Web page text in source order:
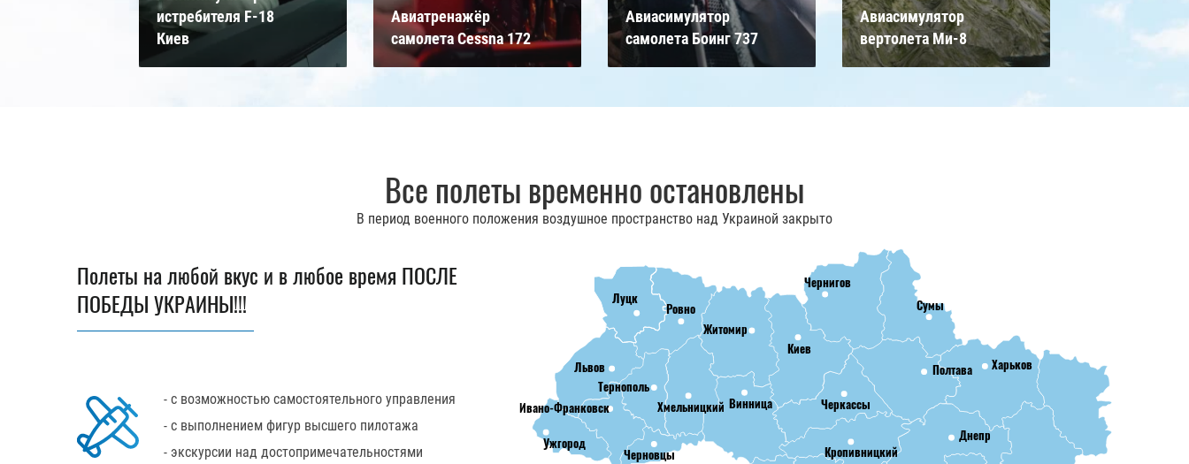
истребителя F-18
Киев
Авиатренажёр
самолета Cessna 172
Авиасимулятор
самолета Боинг 737
Авиасимулятор
вертолета Ми-8
Все полеты временно остановлены
В период военного положения воздушное пространство над Украиной закрыто
Полеты на любой вкус и в любое время ПОСЛЕ
ПОБЕДЫ УКРАИНЫ!!!
- с возможностью самостоятельного управления
- с выполнением фигур высшего пилотажа
- экскурсии над достопримечательностями
Луцк
Львов
Ивано-Франковск
Тернополь
Ровно
Житомир
Ужгород
Черновцы
Хмельницкий Винница
Киев
Чернигов
Сумы
Кропивницкий
Черкассы
Полтава Харьков
Днепр